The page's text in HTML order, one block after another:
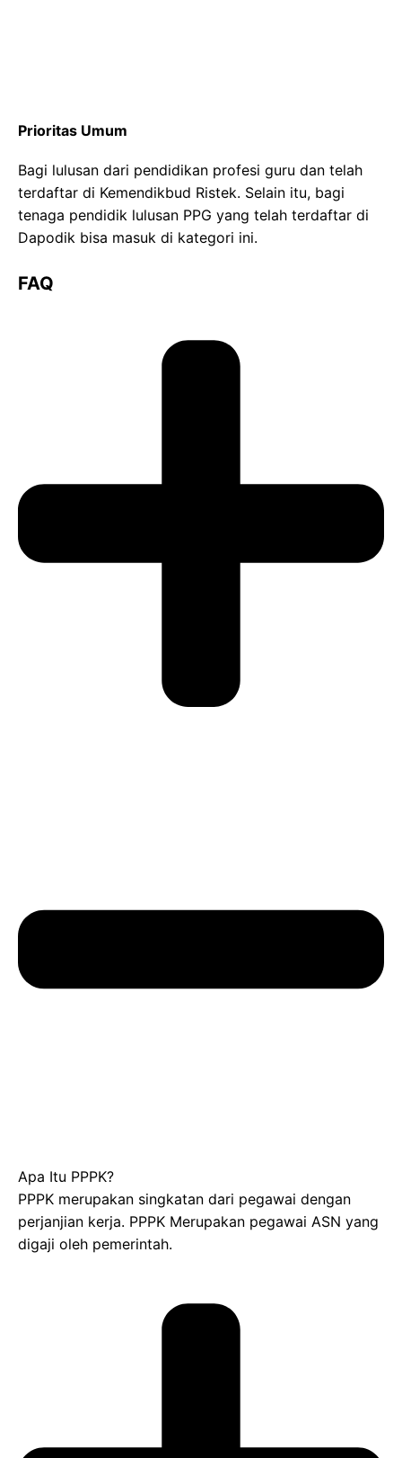
Prioritas Umum
Bagi lulusan dari pendidikan profesi guru dan telah
terdaftar di Kemendikbud Ristek. Selain itu, bagi
tenaga pendidik lulusan PPG yang telah terdaftar di
Dapodik bisa masuk di kategori ini.
FAQ
Apa Itu PPPK?
PPPK merupakan singkatan dari pegawai dengan
perjanjian kerja. PPPK Merupakan pegawai ASN yang
digaji oleh pemerintah.